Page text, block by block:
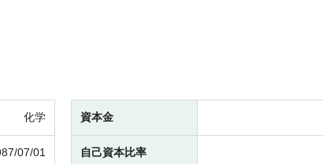
化学
07/01
資本金
自己資本比率